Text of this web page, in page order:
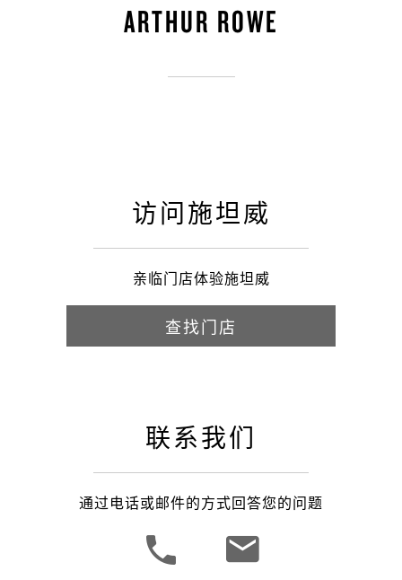
ARTHUR ROWE
访问施坦威
亲临门店体验施坦威
查找门店
联系我们
通过电话或邮件的方式回答您的问题